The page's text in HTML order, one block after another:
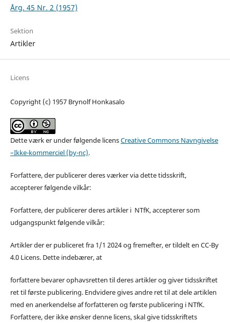
Årg. 45 Nr. 2 (1957)
Sektion
Artikler
Licens
Copyright (c) 1957 Brynolf Honkasalo
Dette værk er under følgende licensCreative Commons Navngivelse
–Ikke-kommerciel (by-nc).
Forfattere, der publicerer deres værker via dette tidsskrift,
accepterer følgende vilkår:
Forfattere, der publicerer deres artikler i NTfK, accepterer som
udgangspunkt følgende vilkår:
Artikler der er publiceret fra 1/1 2024 og fremefter, er tildelt en CC-By
4.0 Licens. Dette indebærer, at
forfattere bevarer ophavsretten til deres artikler og giver tidsskriftet
ret til første publicering. Endvidere gives andre ret til at dele artiklen
med en anerkendelse af forfatteren og første publicering i NTfK.
Forfattere, der ikke ønsker denne licens, skal give tidsskriftets